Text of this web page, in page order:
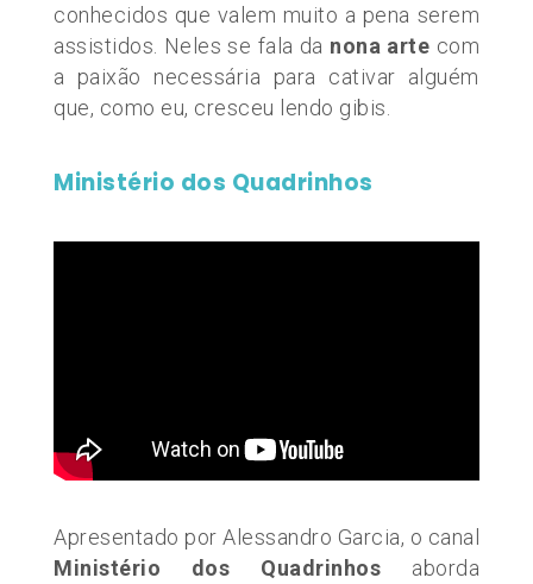
conhecidos que valem muito a pena serem
assistidos. Neles se fala da nona arte com
a paixão necessária para cativar alguém
que, como eu, cresceu lendo gibis.
Ministério dos Quadrinhos
Apresentado por Alessandro Garcia, o canal
Ministério dos Quadrinhos aborda